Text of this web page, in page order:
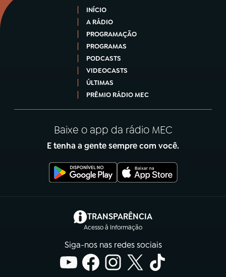
INÍCIO
A RÁDIO
PROGRAMAÇÃO
PROGRAMAS
PODCASTS
VIDEOCASTS
ÚLTIMAS
PRÊMIO RÁDIO MEC
Baixe o app da rádio MEC
E tenha a gente sempre com você.
TRANSPARÊNCIA
Acesso à Informação
(abre em nova aba)
Siga-nos nas redes sociais